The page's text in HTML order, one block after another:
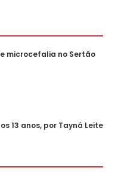
microcefalia no Sertão
13 anos, por Tayná Leite